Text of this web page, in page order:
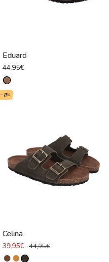
Eduard
44,95€
- 11%
Celina
39,95€ 44,95€